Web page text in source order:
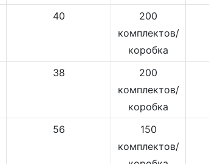
40
200
комплектов/
коробка
38
200
комплектов/
коробка
56
150
комплектов/